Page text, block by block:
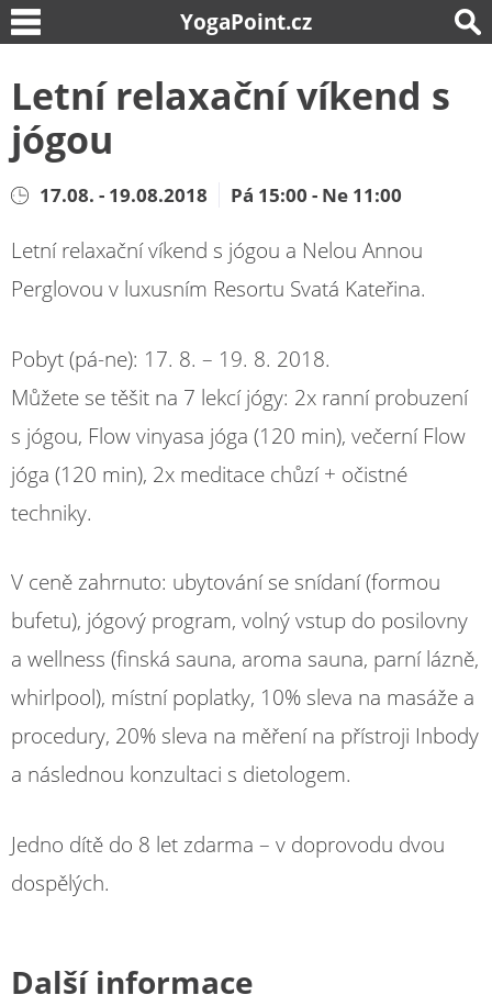
YogaPoint.cz
Letní relaxační víkend s
jógou
17.08. - 19.08.2018 Pá 15:00 - Ne 11:00
Letní relaxační víkend s jógou a Nelou Annou
Perglovou v luxusním Resortu Svatá Kateřina.
Pobyt (pá-ne): 17. 8. – 19. 8. 2018.
Můžete se těšit na 7 lekcí jógy: 2x ranní probuzení
s jógou, Flow vinyasa jóga (120 min), večerní Flow
jóga (120 min), 2x meditace chůzí + očistné
techniky.
V ceně zahrnuto: ubytování se snídaní (formou
bufetu), jógový program, volný vstup do posilovny
a wellness (finská sauna, aroma sauna, parní lázně,
whirlpool), místní poplatky, 10% sleva na masáže a
procedury, 20% sleva na měření na přístroji Inbody
a následnou konzultaci s dietologem.
Jedno dítě do 8 let zdarma – v doprovodu dvou
dospělých.
Další informace